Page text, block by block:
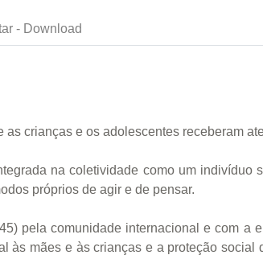
- Download
crianças e os adolescentes receberam
na coletividade como um indivíduo
próprios de agir e de pensar.
pela comunidade internacional e com a
às mães e às crianças e a proteção social